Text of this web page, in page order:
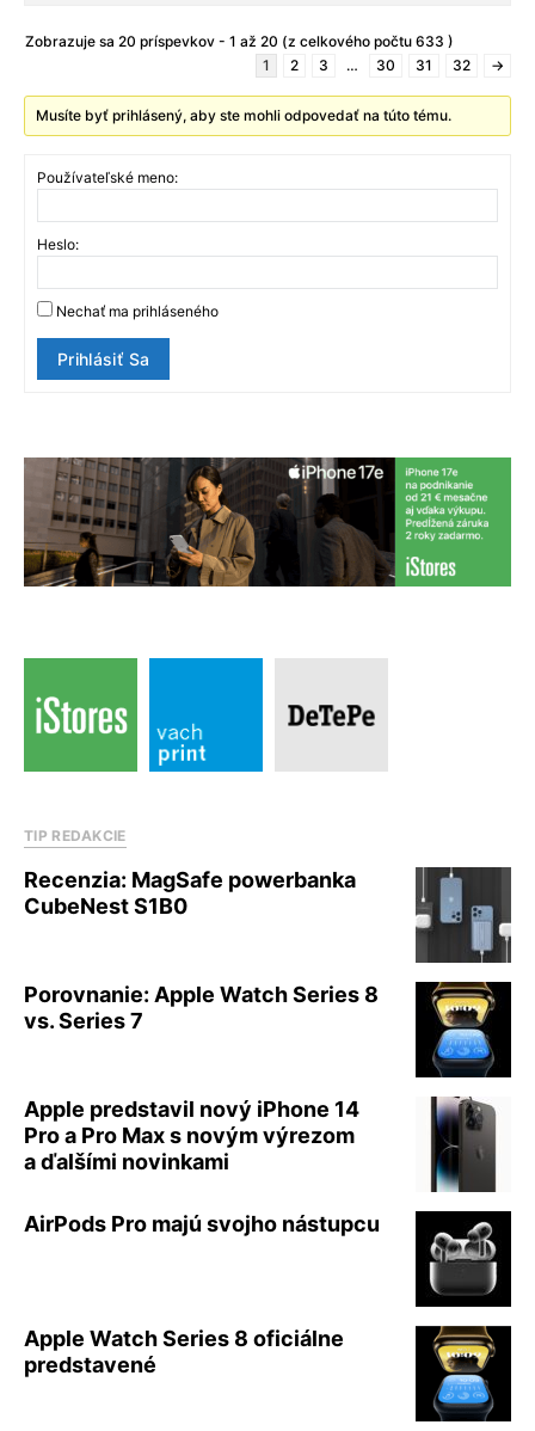
Zobrazuje sa 20 príspevkov - 1 až 20 (z celkového počtu 633 )
1
2 3 … 30 31 32 →
Musíte byť prihlásený, aby ste mohli odpovedať na túto tému.
Používateľské meno:
Heslo:
Nechať ma prihláseného
Prihlásiť Sa
TIP REDAKCIE
Recenzia: MagSafe powerbanka
CubeNest S1B0
Porovnanie: Apple Watch Series 8
vs. Series 7
Apple predstavil nový iPhone 14
Pro a Pro Max s novým výrezom
a ďalšími novinkami
AirPods Pro majú svojho nástupcu
Apple Watch Series 8 oficiálne
predstavené